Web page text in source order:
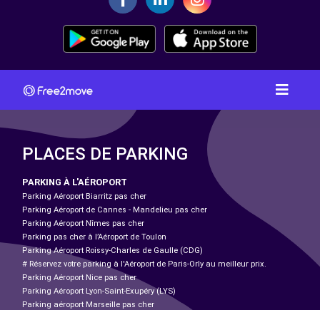
PLACES DE PARKING
PARKING À L'AÉROPORT
Parking Aéroport Biarritz pas cher
Parking Aéroport de Cannes - Mandelieu pas cher
Parking Aéroport Nîmes pas cher
Parking pas cher à l’Aéroport de Toulon
Parking Aéroport Roissy-Charles de Gaulle (CDG)
# Réservez votre parking à l'Aéroport de Paris-Orly au meilleur prix.
Parking Aéroport Nice pas cher
Parking Aéroport Lyon-Saint-Exupéry (LYS)
Parking aéroport Marseille pas cher